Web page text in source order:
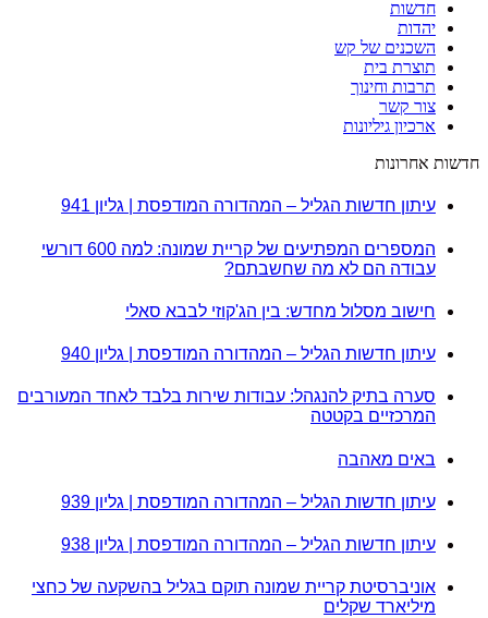
חדשות
יהדות
השכנים של קש
תוצרת בית
תרבות וחינוך
צור קשר
ארכיון גיליונות
חדשות אחרונות
עיתון חדשות הגליל – המהדורה המודפסת | גליון 941
המספרים המפתיעים של קריית שמונה: למה 600 דורשי
עבודה הם לא מה שחשבתם?
חישוב מסלול מחדש: בין הג'קוזי לבבא סאלי
עיתון חדשות הגליל – המהדורה המודפסת | גליון 940
סערה בתיק להנגהל: עבודות שירות בלבד לאחד המעורבים
המרכזיים בקטטה
באים מאהבה
עיתון חדשות הגליל – המהדורה המודפסת | גליון 939
עיתון חדשות הגליל – המהדורה המודפסת | גליון 938
אוניברסיטת קריית שמונה תוקם בגליל בהשקעה של כחצי
מיליארד שקלים